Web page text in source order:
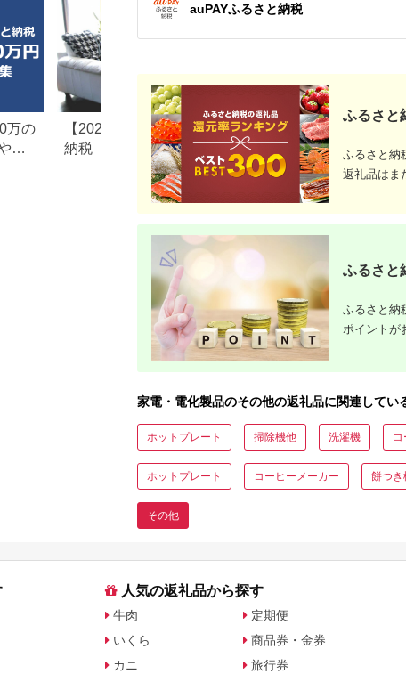
万の
子
【2026年最新版】ふるさと
納税「食べ物以外」返礼品
の還元率ランキング！
楽天ふるさと納税で
りの家電探し。おす
ンキングまとめ
auPAYふるさと納税
ふるさと
ふるさと納
返礼品はま
ふるさと
ふるさと納
ポイントが
家電・電化製品のその他の返礼品に関連してい
ホットプレート 掃除機他 洗濯機 コ
ホットプレート コーヒーメーカー 餅つき
その他
人気の返礼品から探す
牛肉
いくら
カニ
定期便
商品券・金券
旅行券